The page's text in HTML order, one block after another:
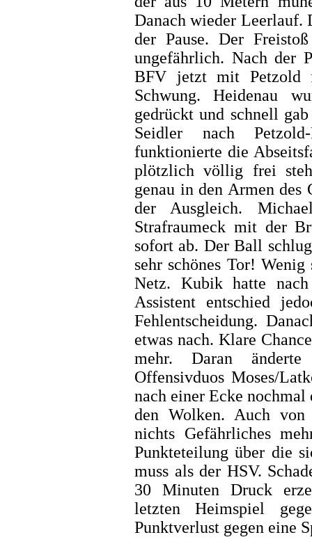
Danach wieder Leerlauf.
der Pause. Der
ungefährlich. Nach der
BFV jetzt mit Petzold
Schwung. Heidenau
gedrückt und schnell
Seidler nach
funktionierte die
plötzlich völlig frei
genau in den Armen des
der Ausgleich.
Strafraumeck mit der
sofort ab. Der Ball
sehr schönes Tor!
Netz. Kubik hatte
Assistent entschied
Fehlentscheidung.
etwas nach. Klare
mehr. Daran
Offensivduos Moses/
nach einer Ecke
den Wolken. Auch von
nichts Gefährliches
Punkteteilung über die
muss als der HSV.
30 Minuten Druck
letzten Heimspiel
Punktverlust gegen eine